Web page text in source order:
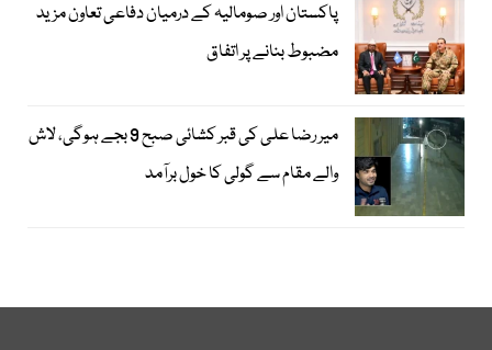
پاکستان اور صومالیہ کے درمیان دفاعی تعاون مزید
مضبوط بنانے پر اتفاق
میر رضا علی کی قبر کشائی صبح 9 بجے ہوگی، لاش
والے مقام سے گولی کا خول برآمد